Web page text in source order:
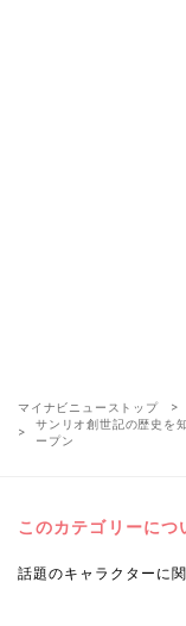
マイナビニューストップ
サンリオ創世記の歴史を
ープン
このカテゴリーにつ
話題のキャラクターに